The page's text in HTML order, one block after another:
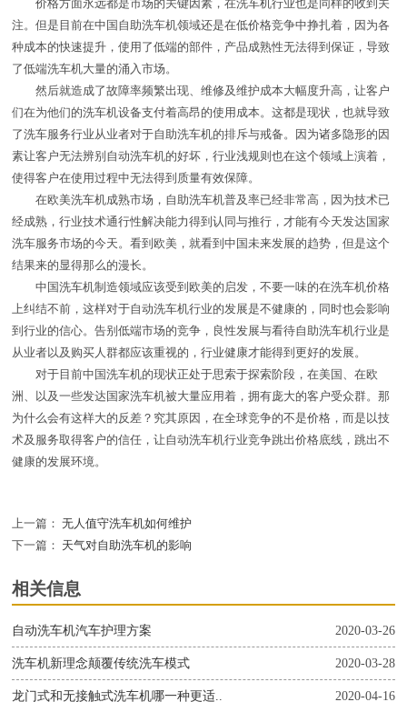
价格方面永远都是市场的关键因素，在洗车机行业也是同样的收到关
注。但是目前在中国自助洗车机领域还是在低价格竞争中挣扎着，因为各
种成本的快速提升，使用了低端的部件，产品成熟性无法得到保证，导致
了低端洗车机大量的涌入市场。
然后就造成了故障率频繁出现、维修及维护成本大幅度升高，让客户
们在为他们的洗车机设备支付着高昂的使用成本。这都是现状，也就导致
了洗车服务行业从业者对于自助洗车机的排斥与戒备。因为诸多隐形的因
素让客户无法辨别自动洗车机的好坏，行业浅规则也在这个领域上演着，
使得客户在使用过程中无法得到质量有效保障。
在欧美洗车机成熟市场，自助洗车机普及率已经非常高，因为技术已
经成熟，行业技术通行性解决能力得到认同与推行，才能有今天发达国家
洗车服务市场的今天。看到欧美，就看到中国未来发展的趋势，但是这个
结果来的显得那么的漫长。
中国洗车机制造领域应该受到欧美的启发，不要一味的在洗车机价格
上纠结不前，这样对于自动洗车机行业的发展是不健康的，同时也会影响
到行业的信心。告别低端市场的竞争，良性发展与看待自助洗车机行业是
从业者以及购买人群都应该重视的，行业健康才能得到更好的发展。
对于目前中国洗车机的现状正处于思索于探索阶段，在美国、在欧
洲、以及一些发达国家洗车机被大量应用着，拥有庞大的客户受众群。那
为什么会有这样大的反差？究其原因，在全球竞争的不是价格，而是以技
术及服务取得客户的信任，让自动洗车机行业竞争跳出价格底线，跳出不
健康的发展环境。
上一篇： 无人值守洗车机如何维护
下一篇：
天气对自助洗车机的影响
相关信息
2020-03-26
自动洗车机汽车护理方案
2020-03-28
洗车机新理念颠覆传统洗车模式
2020-04-16
龙门式和无接触式洗车机哪一种更适..